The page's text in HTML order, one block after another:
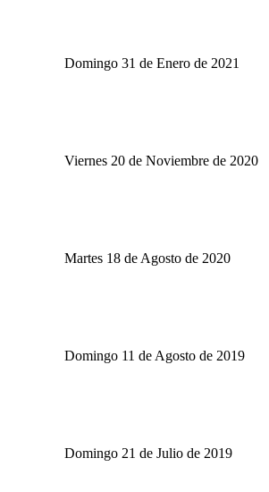
Domingo 31 de Enero de 2021
Viernes 20 de Noviembre de 2020
Martes 18 de Agosto de 2020
Domingo 11 de Agosto de 2019
Domingo 21 de Julio de 2019